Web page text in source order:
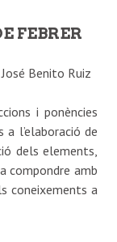
FEBRER
Benito Ruiz
i ponències
a l’elaboració de
dels elements,
compondre amb
coneixements a